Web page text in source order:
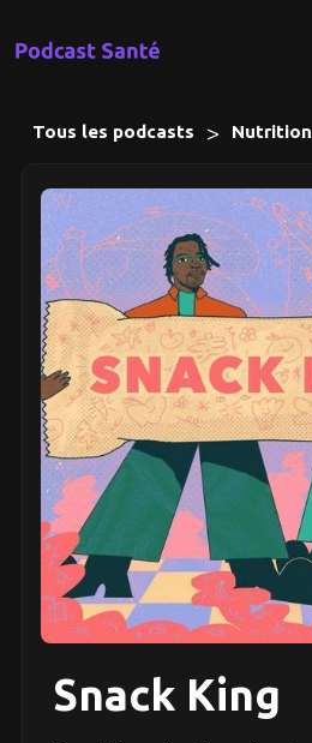
Tous les podcasts > Nutrition
Snack King